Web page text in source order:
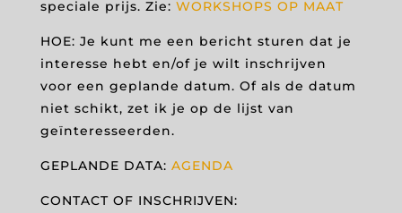
speciale prijs. Zie: WORKSHOPS OP MAAT
HOE: Je kunt me een bericht sturen dat je
interesse hebt en/of je wilt inschrijven
voor een geplande datum. Of als de datum
niet schikt, zet ik je op de lijst van
geïnteresseerden.
GEPLANDE DATA: AGENDA
CONTACT OF INSCHRIJVEN: